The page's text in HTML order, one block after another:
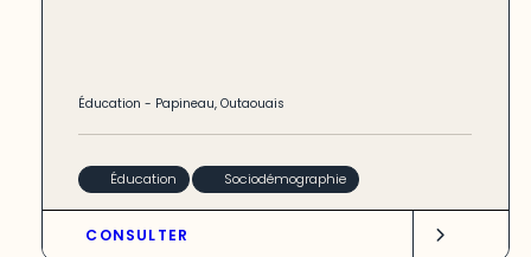
Éducation - Papineau,Outaouais
Éducation Sociodémographie
CONSULTER